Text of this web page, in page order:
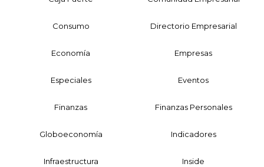
Consumo Directorio Empresarial
Economía Empresas
Especiales Eventos
Finanzas Finanzas Personales
Globoeconomía Indicadores
Infraestructura Inside